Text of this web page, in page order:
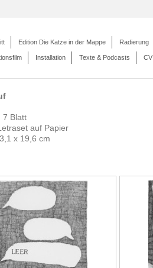
Edition Die Katze in der Mappe Radierung
Installation Texte & Podcasts CV
7 Blatt
auf Papier
x 19,6 cm